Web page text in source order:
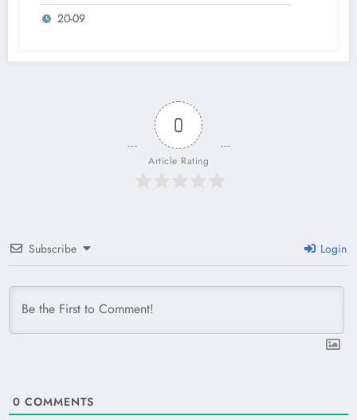
20-09
0
Article Rating
Subscribe Login
0 COMMENTS